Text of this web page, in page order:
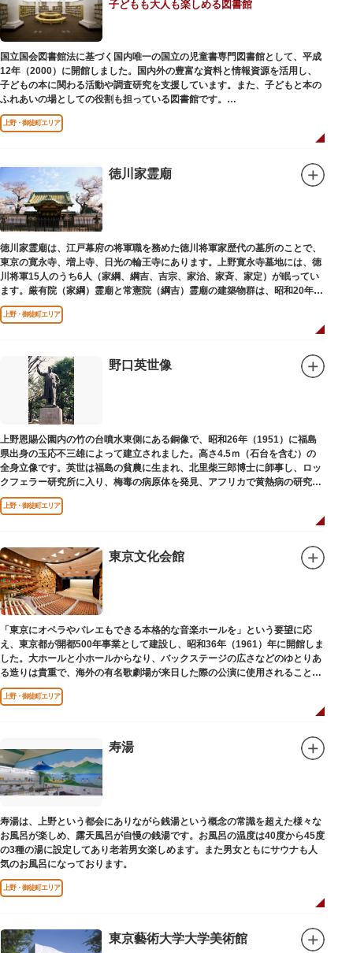
子どもも大人も楽しめる図書館
国立国会図書館法に基づく国内唯一の国立の児童書専門図書館として、平成
12年（2000）に開館しました。国内外の豊富な資料と情報資源を活用し、
子どもの本に関わる活動や調査研究を支援しています。また、子どもと本の
ふれあいの場としての役割も担っている図書館です。
レンガ棟は、明治39年（1906）に建てられた帝国図書館の建物を保存・再
利用しています。
上野・御徒町エリア
徳川家霊廟
徳川家霊廟は、江戸幕府の将軍職を務めた徳川将軍家歴代の墓所のことで、
東京の寛永寺、増上寺、日光の輪王寺にあります。上野寛永寺墓地には、徳
川将軍15人のうち6人（家綱、綱吉、吉宗、家治、家斉、家定）が眠ってい
ます。厳有院（家綱）霊廟と常憲院（綱吉）霊廟の建築物群は、昭和20年
（1945）の空襲で大部分を焼失しました。
上野・御徒町エリア
野口英世像
上野恩賜公園内の竹の台噴水東側にある銅像で、昭和26年（1951）に福島
県出身の玉応不三雄によって建立されました。高さ4.5ｍ（石台を含む）の
全身立像です。英世は福島の貧農に生まれ、北里柴三郎博士に師事し、ロッ
クフェラー研究所に入り、梅毒の病原体を発見、アフリカで黄熱病の研究中
感染して、死去しました。
上野・御徒町エリア
東京文化会館
「東京にオペラやバレエもできる本格的な音楽ホールを」という要望に応
え、東京都が開都500年事業として建設し、昭和36年（1961）年に開館しま
した。大ホールと小ホールからなり、バックステージの広さなどのゆとりあ
る造りは貴重で、海外の有名歌劇場が来日した際の公演に使用されることが
多いホールです。
上野・御徒町エリア
寿湯
寿湯は、上野という都会にありながら銭湯という概念の常識を超えた様々な
お風呂が楽しめ、露天風呂が自慢の銭湯です。お風呂の温度は40度から45度
の3種の湯に設定してあり老若男女楽しめます。また男女ともにサウナも人
気のお風呂になっております。
上野・御徒町エリア
東京藝術大学大学美術館